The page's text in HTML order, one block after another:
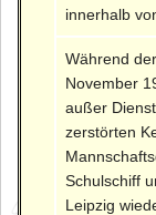
innerhalb
Während
November
außer
zerstörten
Schulschiff
Leipzig